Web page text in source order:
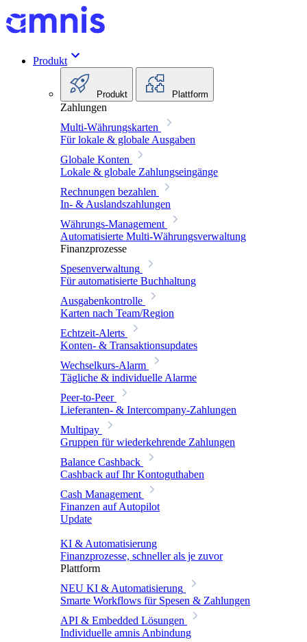
Produkt
Produkt Plattform
Zahlungen
Multi-Währungskarten
Für lokale & globale Ausgaben
Globale Konten
Lokale & globale Zahlungseingänge
Rechnungen bezahlen
In- & Auslandszahlungen
Währungs-Management
Automatisierte Multi-Währungsverwaltung
Finanzprozesse
Spesenverwaltung
Für automatisierte Buchhaltung
Ausgabenkontrolle
Karten nach Team/Region
Echtzeit-Alerts
Konten- & Transaktionsupdates
Wechselkurs-Alarm
Tägliche & individuelle Alarme
Peer-to-Peer
Lieferanten- & Intercompany-Zahlungen
Multipay
Gruppen für wiederkehrende Zahlungen
Balance Cashback
Cashback auf Ihr Kontoguthaben
Cash Management
Finanzen auf Autopilot
Update
KI & Automatisierung
Finanzprozesse, schneller als je zuvor
Plattform
NEU KI & Automatisierung
Smarte Workflows für Spesen & Zahlungen
API & Embedded Lösungen
Individuelle amnis Anbindung